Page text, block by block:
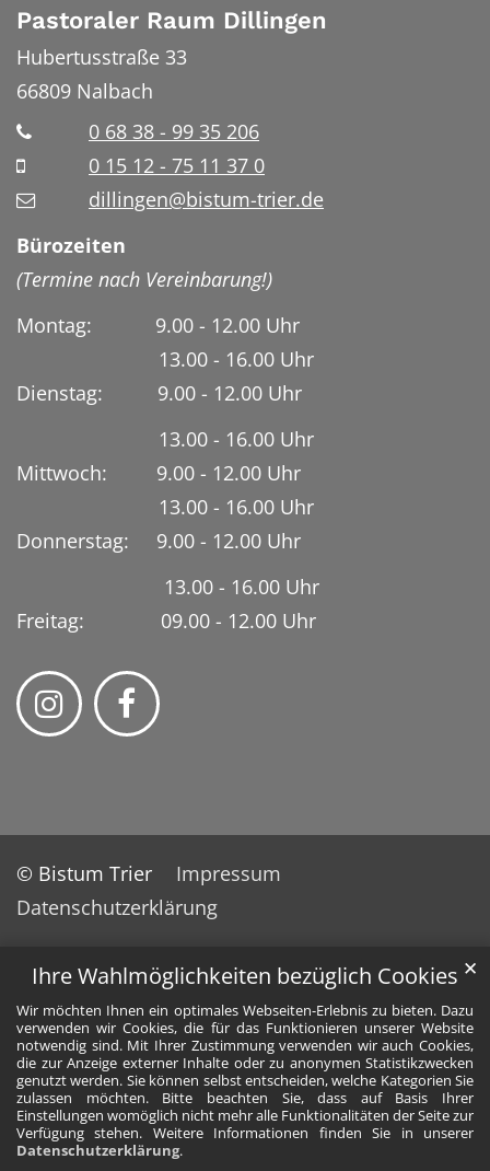
Ihre Wahlmöglichkeiten bezüglich Cookies
Wir möchten Ihnen ein optimales Webseiten-Erlebnis zu bieten. Dazu
verwenden wir Cookies, die für das Funktionieren unserer Website
notwendig sind. Mit Ihrer Zustimmung verwenden wir auch Cookies,
die zur Anzeige externer Inhalte oder zu anonymen Statistikzwecken
genutzt werden. Sie können selbst entscheiden, welche Kategorien Sie
zulassen möchten. Bitte beachten Sie, dass auf Basis Ihrer
Einstellungen womöglich nicht mehr alle Funktionalitäten der Seite zur
Verfügung stehen. Weitere Informationen finden Sie in unserer
Datenschutzerklärung.
✕
Pastoraler Raum Dillingen
Hubertusstraße 33
66809 Nalbach
0 68 38 - 99 35 206
0 15 12 - 75 11 37 0
dillingen@bistum-trier.de
Bürozeiten
(Termine nach Vereinbarung!)
Montag: 9.00 - 12.00 Uhr
13.00 - 16.00 Uhr
Dienstag:
9.00 - 12.00 Uhr
13.00 - 16.00 Uhr
Mittwoch: 9.00 - 12.00 Uhr
13.00 - 16.00 Uhr
Donnerstag: 9.00 - 12.00 Uhr
13.00 - 16.00 Uhr
Freitag: 09.00 - 12.00 Uhr
© Bistum Trier
Impressum
Datenschutzerklärung